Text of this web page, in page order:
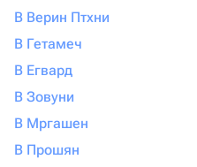
В Верин Птхни
В Гетамеч
В Егвард
В Зовуни
В Мргашен
В Прошян